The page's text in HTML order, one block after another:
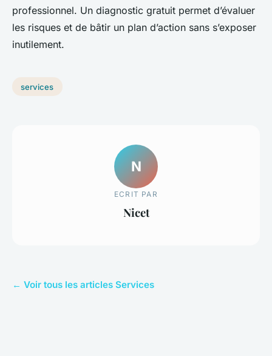
professionnel. Un diagnostic gratuit permet d’évaluer
les risques et de bâtir un plan d’action sans s’exposer
inutilement.
services
N
ECRIT PAR
Nicet
← Voir tous les articles Services